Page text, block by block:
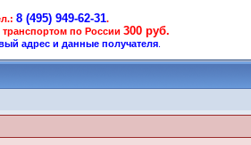
8 (495) 949-62-31.
по России300 руб.
адрес и данные получателя